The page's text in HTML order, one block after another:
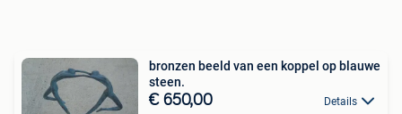
bronzen beeld van een koppel op blauwe
steen.
€ 650,00 Details